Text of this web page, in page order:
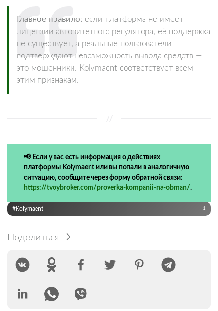
Главное правило: если платформа не имеет
лицензии авторитетного регулятора, её поддержка
не существует, а реальные пользователи
подтверждают невозможность вывода средств —
это мошенники. Kolymaent соответствует всем
этим признакам.
📢 Если у вас есть информация о действиях
платформы Kolymaent или вы попали в аналогичную
ситуацию, сообщите через форму обратной связи:
https://tvoybroker.com/proverka-kompanii-na-obman/.
#Kolymaent 1
Поделиться